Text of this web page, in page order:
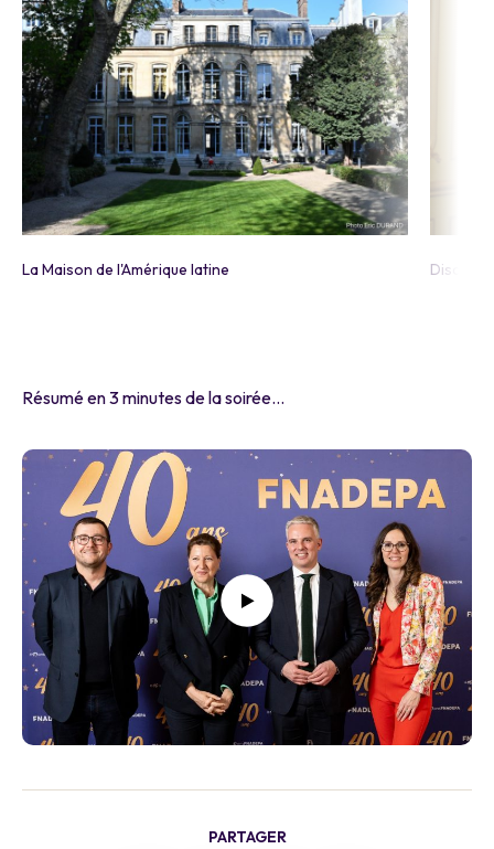
PARTAGER
La Maison de l'Amérique latine
Résumé en 3 minutes de la soirée…